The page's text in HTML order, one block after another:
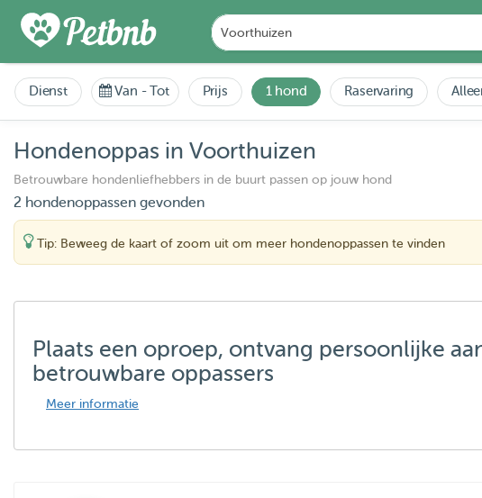
Dienst Van -Tot Prijs 1 hond Raservaring
Hondenoppas in Voorthuizen
Betrouwbare hondenliefhebbers in de buurt passen op jouw hond
2 hondenoppassen gevonden
Tip: Beweeg de kaart of zoom uit om meer hondenoppassen te vinden
Plaats een oproep, ontvang persoonlijke
betrouwbare oppassers
Meer informatie